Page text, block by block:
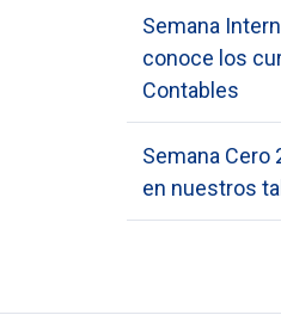
Semana
conoce los
Contables
Semana Cero
en nuestros